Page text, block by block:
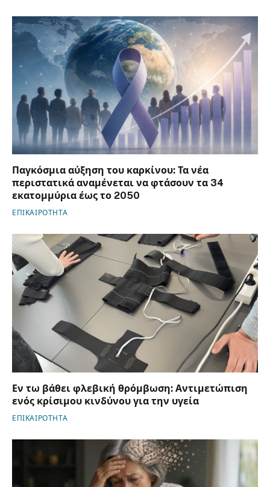
Παγκόσμια αύξηση του καρκίνου: Τα νέα
περιστατικά αναμένεται να φτάσουν τα 34
εκατομμύρια έως το 2050
ΕΠΙΚΑΙΡΟΤΗΤΑ
Εν τω βάθει φλεβική θρόμβωση: Αντιμετώπιση
ενός κρίσιμου κινδύνου για την υγεία
ΕΠΙΚΑΙΡΟΤΗΤΑ